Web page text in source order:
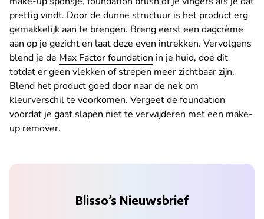
prettig vindt. Door de dunne structuur is het product erg
gemakkelijk aan te brengen. Breng eerst een dagcrème
aan op je gezicht en laat deze even intrekken. Vervolgens
blend je de Max Factor foundation in je huid, doe dit
totdat er geen vlekken of strepen meer zichtbaar zijn.
Blend het product goed door naar de nek om
kleurverschil te voorkomen. Vergeet de foundation
voordat je gaat slapen niet te verwijderen met een make-
up remover.
Blisso’s Nieuwsbrief